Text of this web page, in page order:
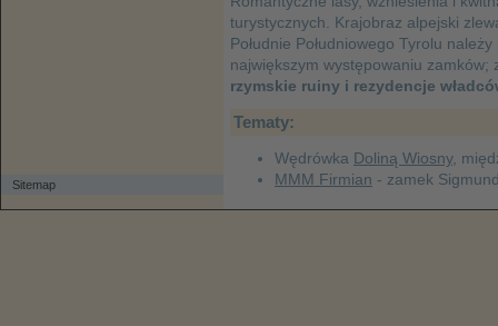
turystycznych. Krajobraz alpejski
Południe Południowego Tyrolu
największym występowaniu
rzymskie ruiny i rezydencje
Tematy:
Wędrówka Doliną Wiosny,
MMM Firmian - zamek
Sitemap